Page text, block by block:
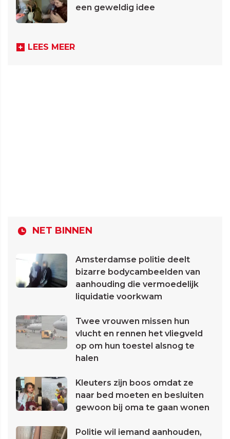
een geweldig idee
LEES MEER
NET BINNEN
Amsterdamse politie deelt
bizarre bodycambeelden van
aanhouding die vermoedelijk
liquidatie voorkwam
Twee vrouwen missen hun
vlucht en rennen het vliegveld
op om hun toestel alsnog te
halen
Kleuters zijn boos omdat ze
naar bed moeten en besluiten
gewoon bij oma te gaan wonen
Politie wil iemand aanhouden,